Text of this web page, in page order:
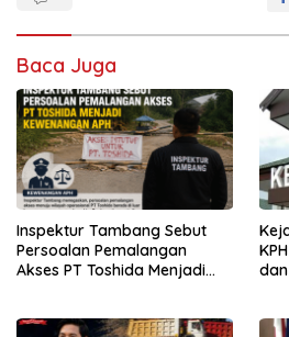
Baca Juga
Inspektur Tambang Sebut
Persoalan Pemalangan
Akses PT Toshida Menjadi
dan